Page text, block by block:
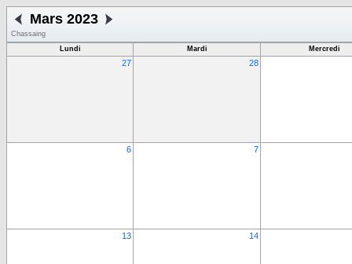
Mars 2023
Chassaing
Lundi
Mardi Mercredi
27 28
6 7
13 14